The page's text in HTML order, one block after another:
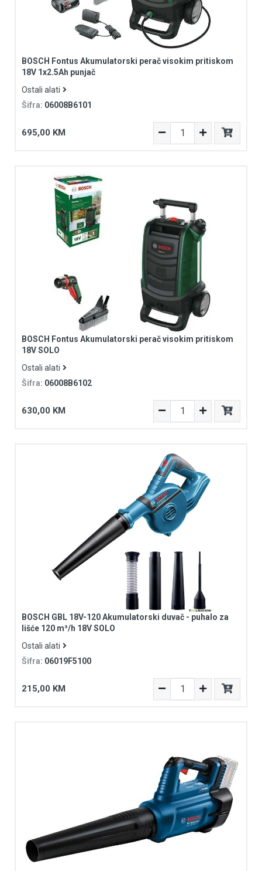
BOSCH Fontus Akumulatorski perač visokim pritiskom
18V 1x2.5Ah punjač
Ostali alati
Šifra: 06008B6101
695,00 KM
BOSCH Fontus Akumulatorski perač visokim pritiskom
18V SOLO
Ostali alati
Šifra: 06008B6102
630,00 KM
BOSCH GBL 18V-120 Akumulatorski duvač - puhalo za
lišće 120 m³/h 18V SOLO
Ostali alati
Šifra: 06019F5100
215,00 KM